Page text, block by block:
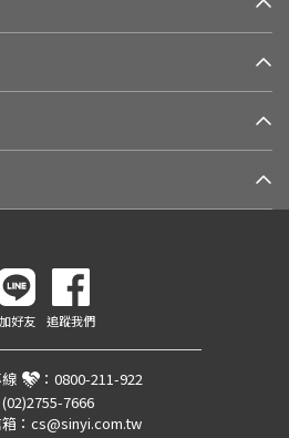
加好友 追蹤我們
： 0800-211-922
(02)2755-7666
： cs@sinyi.com.tw